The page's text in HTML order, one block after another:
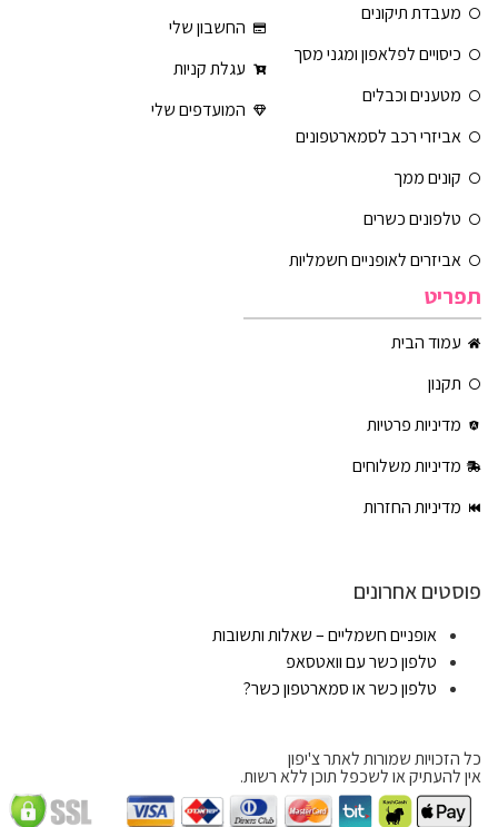
מעבדת תיקונים
כיסויים לפלאפון ומגני מסך
מטענים וכבלים
אביזרי רכב לסמארטפונים
קונים ממך
טלפונים כשרים
אביזרים לאופניים חשמליות
החשבון שלי
עגלת קניות
המועדפים שלי
תפריט
עמוד הבית
תקנון
מדיניות פרטיות
מדיניות משלוחים
מדיניות החזרות
פוסטים אחרונים
אופניים חשמליים – שאלות ותשובות
טלפון כשר עם וואטסאפ
טלפון כשר או סמארטפון כשר?
כל הזכויות שמורות לאתר צ'יפון
אין להעתיק או לשכפל תוכן ללא רשות.